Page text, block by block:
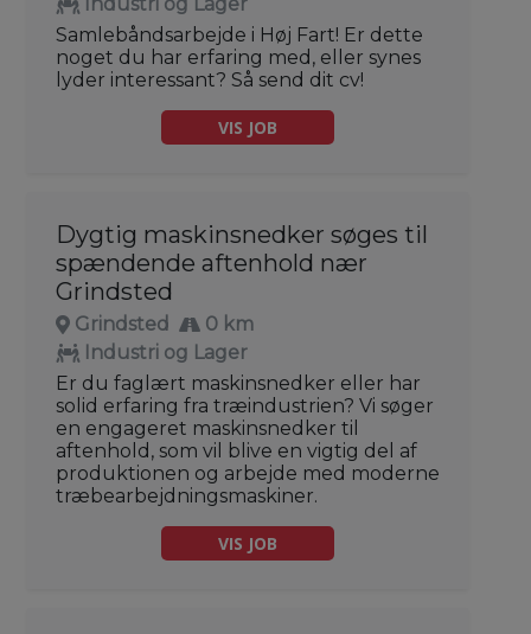
Samlebåndsarbejde i Høj Fart! Er dette
noget du har erfaring med, eller synes
lyder interessant? Så send dit cv!
VIS JOB
Dygtig maskinsnedker søges til
spændende aftenhold nær
Grindsted
Grindsted
0 km
Industri og Lager
Er du faglært maskinsnedker eller har
solid erfaring fra træindustrien? Vi søger
en engageret maskinsnedker til
aftenhold, som vil blive en vigtig del af
produktionen og arbejde med moderne
træbearbejdningsmaskiner.
VIS JOB